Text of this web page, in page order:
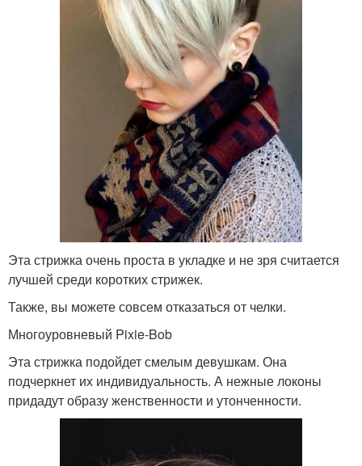
Эта стрижка очень проста в укладке и не зря считается
лучшей среди коротких стрижек.
Также, вы можете совсем отказаться от челки.
Многоуровневый Pixie-Bob
Эта стрижка подойдет смелым девушкам. Она
подчеркнет их индивидуальность. А нежные локоны
придадут образу женственности и утонченности.